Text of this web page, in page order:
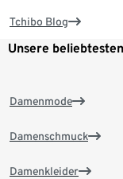
Tchibo Blog
Unsere
Damenmode
Damenschmuck
Damenkleider